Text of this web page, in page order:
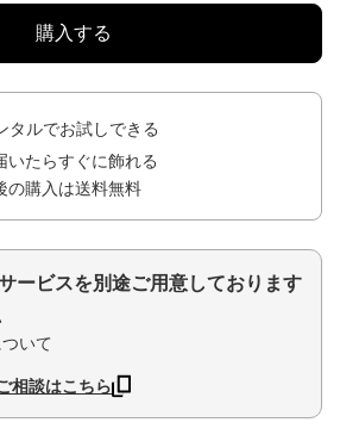
購入する
タルでお試しできる
いたらすぐに飾れる
の購入は送料無料
ービスを別途ご用意しております
いて
相談はこちら